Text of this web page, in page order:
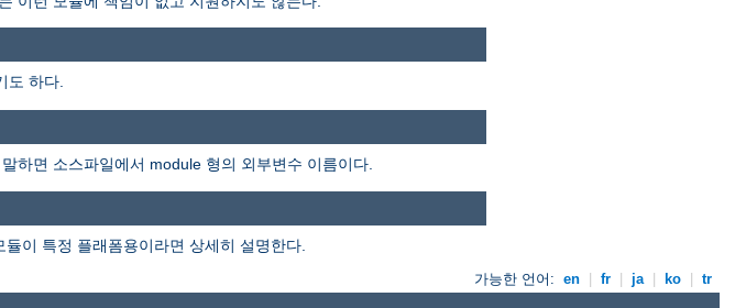
도 하다.
하면 소스파일에서 module 형의 외부변수 이름이다.
이 특정 플래폼용이라면 상세히 설명한다.
가능한 언어: en fr ja ko tr